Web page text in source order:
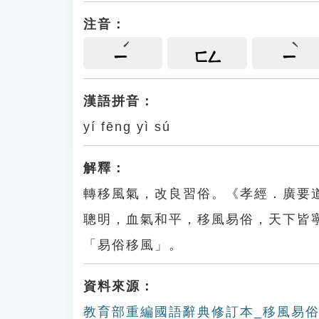
注音：
ㄧ ㄈㄥ ㄧ
漢語拼音：
yí fēng yì sú
解釋：
轉移風氣，改良習俗。《孝經．廣要
聰明，血氣和平，移風易俗，天下皆
「易俗移風」。
資料來源：
教育部重編國語辭典修訂本_移風易俗